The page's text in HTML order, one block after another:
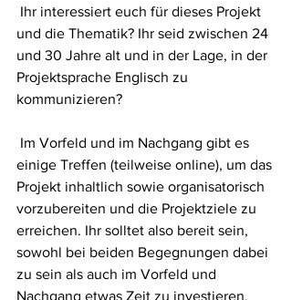
und die Thematik? Ihr seid zwischen 24
und 30 Jahre alt und in der Lage, in der
Projektsprache Englisch zu
kommunizieren?
einige Treffen (teilweise online), um das
Projekt inhaltlich sowie organisatorisch
vorzubereiten und die Projektziele zu
erreichen. Ihr solltet also bereit sein,
sowohl bei beiden Begegnungen dabei
zu sein als auch im Vorfeld und
Nachgang etwas Zeit zu investieren.